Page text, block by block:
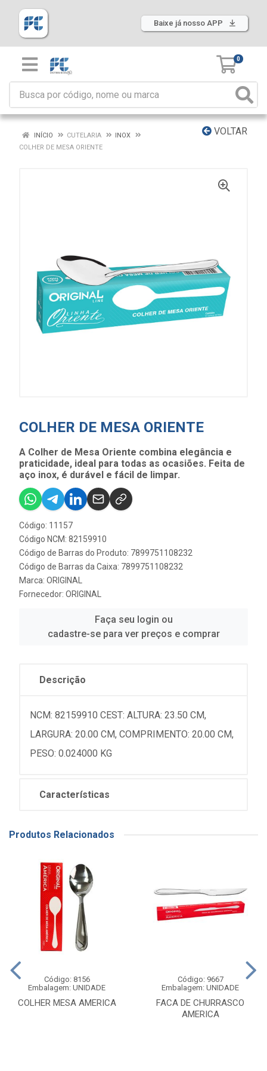
Baixe já nosso APP
0
VOLTAR
INÍCIO CUTELARIA
INOX
COLHER DE MESA ORIENTE
COLHER DE MESA ORIENTE
A Colher de Mesa Oriente combina elegância e
praticidade, ideal para todas as ocasiões. Feita de
aço inox, é durável e fácil de limpar.
Código: 11157
Código NCM: 82159910
Código de Barras do Produto: 7899751108232
Código de Barras da Caixa: 7899751108232
Marca: ORIGINAL
Fornecedor: ORIGINAL
Faça seu login ou
cadastre-se para ver preços e comprar
Descrição
NCM: 82159910 CEST: ALTURA: 23.50 CM,
LARGURA: 20.00 CM, COMPRIMENTO: 20.00 CM,
PESO: 0.024000 KG
Características
Produtos Relacionados
COLHER MESA AMERICA
Código: 8156
Embalagem: UNIDADE
FACA DE CHURRASCO
AMERICA
Código: 9667
Embalagem: UNIDADE